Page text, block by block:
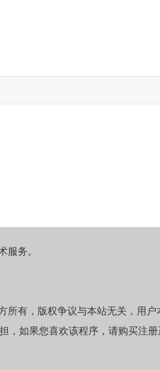
服务。
所有，版权争议与本站无关，用户
，如果您喜欢该程序，请购买注